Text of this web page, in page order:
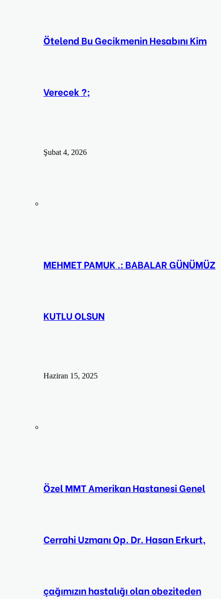
Ötelend Bu Gecikmenin Hesabını Kim
Verecek ?;
Şubat 4, 2026
MEHMET PAMUK .: BABALAR GÜNÜMÜZ
KUTLU OLSUN
Haziran 15, 2025
Özel MMT Amerikan Hastanesi Genel
Cerrahi Uzmanı Op. Dr. Hasan Erkurt,
çağımızın hastalığı olan obeziteden